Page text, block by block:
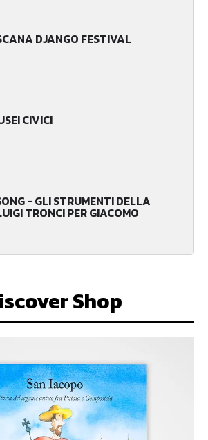
DJANGO FESTIVAL
CIVICI
- GLI STRUMENTI DELLA
TRONCI PER GIACOMO
Shop